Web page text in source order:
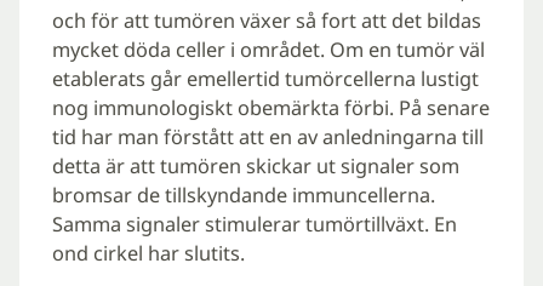
och för att tumören växer så fort att det bildas
mycket döda celler i området. Om en tumör väl
etablerats går emellertid tumörcellerna lustigt
nog immunologiskt obemärkta förbi. På senare
tid har man förstått att en av anledningarna till
detta är att tumören skickar ut signaler som
bromsar de tillskyndande immuncellerna.
Samma signaler stimulerar tumörtillväxt. En
ond cirkel har slutits.